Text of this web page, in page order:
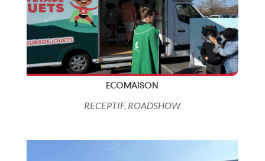
ECOMAISON
RECEPTIF, ROADSHOW